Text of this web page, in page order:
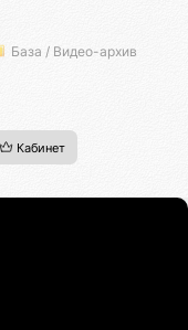
База / Видео-архив
Кабинет